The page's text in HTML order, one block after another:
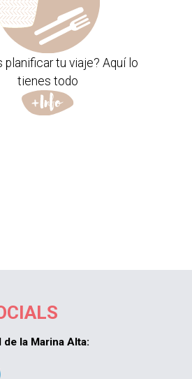
planificar tu viaje? Aquí lo
tienes todo
la Marina Alta: